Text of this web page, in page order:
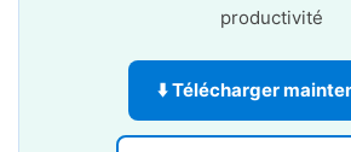
productivité
⬇️ Télécharger